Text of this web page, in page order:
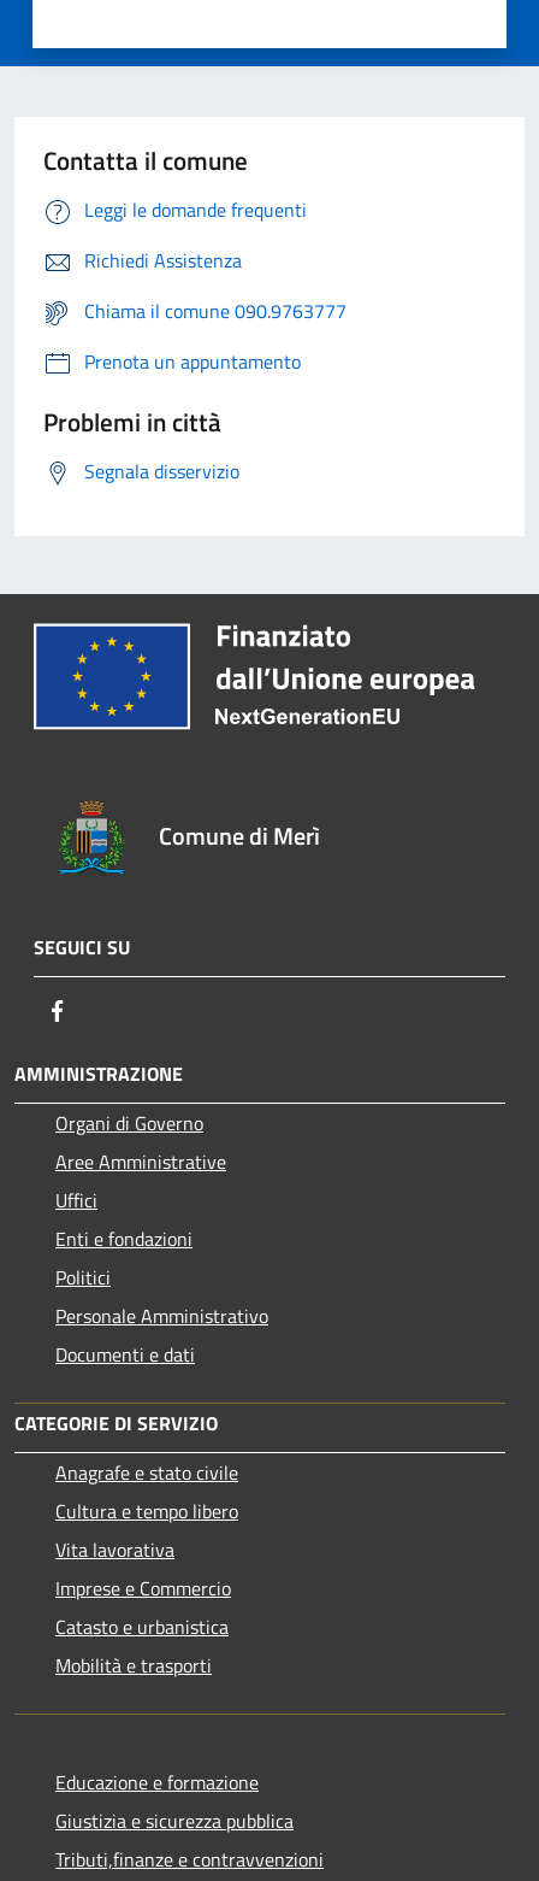
Contatta il comune
Leggi le domande frequenti
Richiedi Assistenza
Chiama il comune 090.9763777
Prenota un appuntamento
Problemi in città
Segnala disservizio
Comune di Merì
SEGUICI SU
AMMINISTRAZIONE
Organi di Governo
Aree Amministrative
Uffici
Enti e fondazioni
Politici
Personale Amministrativo
Documenti e dati
CATEGORIE DI SERVIZIO
Anagrafe e stato civile
Cultura e tempo libero
Vita lavorativa
Imprese e Commercio
Catasto e urbanistica
Mobilità e trasporti
Educazione e formazione
Giustizia e sicurezza pubblica
Tributi,finanze e contravvenzioni